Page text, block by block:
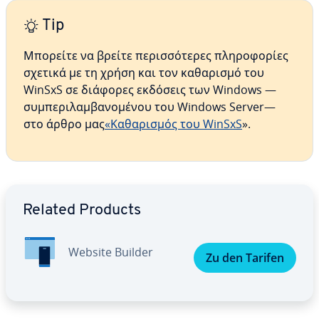
Tip
Μπορείτε να βρείτε περισσότερες πληροφορίες
σχετικά με τη χρήση και τον καθαρισμό του
WinSxS σε διάφορες εκδόσεις των Windows —
συμπεριλαμβανομένου του Windows Server—
στο άρθρο μας«Καθαρισμός του WinSxS».
Related Products
Website Builder Zu den Tarifen